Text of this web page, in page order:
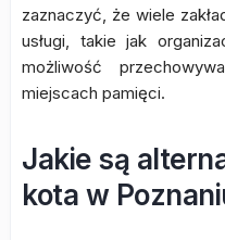
zaznaczyć, że wiele
usługi, takie jak
możliwość
miejscach pamięci.
Jakie są
kota w